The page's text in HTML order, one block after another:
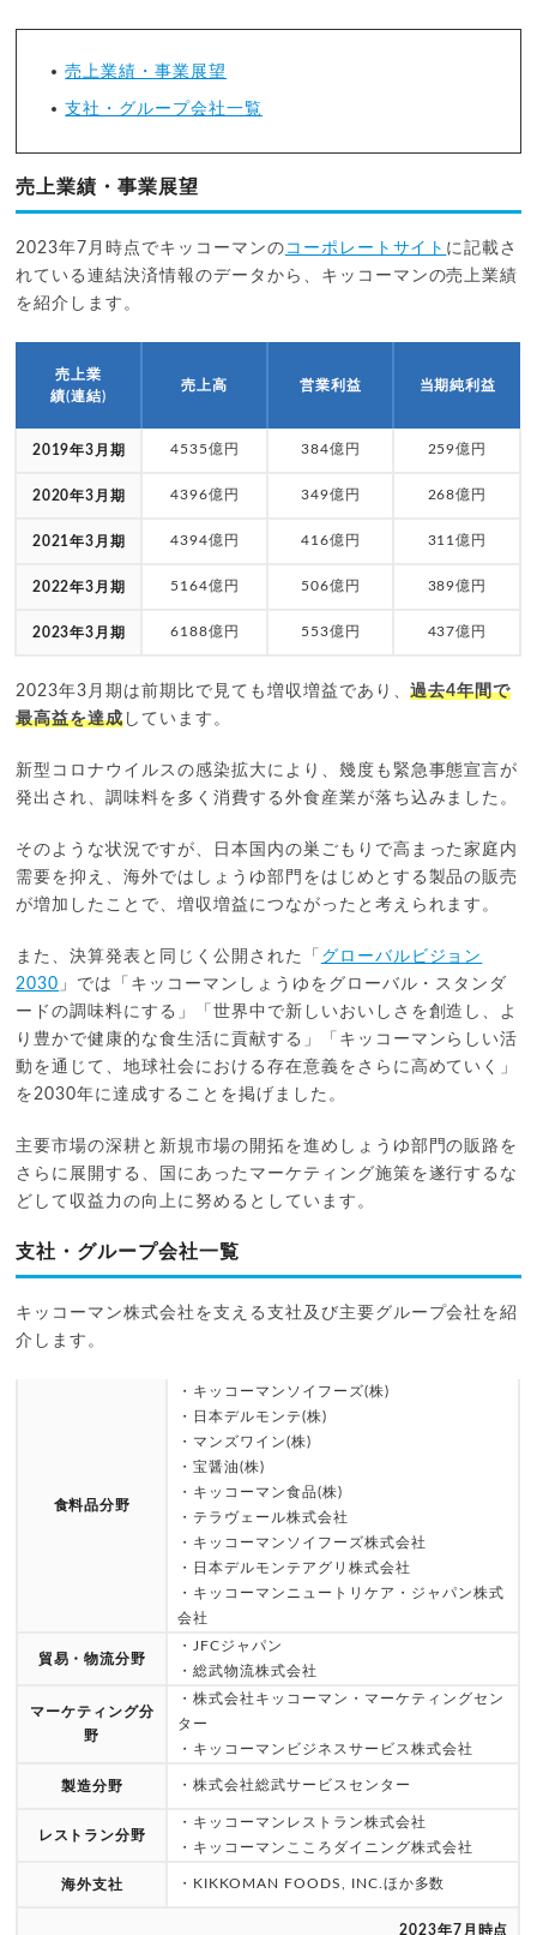
売上業績・事業展望
支社・グループ会社一覧
売上業績・事業展望
2023年7月時点でキッコーマンの コーポレートサイト に記載さ
れている連結決済情報のデータから、キッコーマンの売上業績
を紹介します。
売上業
績(連結)
売上高 営業利益 当期純利益
2019年3月期 4535億円 384億円 259億円
2020年3月期 4396億円 349億円 268億円
2021年3月期 4394億円 416億円 311億円
2022年3月期 5164億円 506億円 389億円
2023年3月期 6188億円 553億円 437億円
2023年3月期は前期比で見ても増収増益であり、過去4年間で
最高益を達成 しています。
新型コロナウイルスの感染拡大により、幾度も緊急事態宣言が
発出され、調味料を多く消費する外食産業が落ち込みました。
そのような状況ですが、日本国内の巣ごもりで高まった家庭内
需要を抑え、海外ではしょうゆ部門をはじめとする製品の販売
が増加したことで、増収増益につながったと考えられます。
また、決算発表と同じく公開された「 グローバルビジョン
2030 」では「キッコーマンしょうゆをグローバル・スタンダ
ードの調味料にする」「世界中で新しいおいしさを創造し、よ
り豊かで健康的な食生活に貢献する」「キッコーマンらしい活
動を通じて、地球社会における存在意義をさらに高めていく」
を2030年に達成することを掲げました。
主要市場の深耕と新規市場の開拓を進めしょうゆ部門の販路を
さらに展開する、国にあったマーケティング施策を遂行するな
どして収益力の向上に努めるとしています。
支社・グループ会社一覧
キッコーマン株式会社を支える支社及び主要グループ会社を紹
介します。
食料品分野
・キッコーマンソイフーズ(株)
・日本デルモンテ(株)
・マンズワイン(株)
・宝醤油(株)
・キッコーマン食品(株)
・テラヴェール株式会社
・キッコーマンソイフーズ株式会社
・日本デルモンテアグリ株式会社
・キッコーマンニュートリケア・ジャパン株式
会社
貿易・物流分野
・JFCジャパン
・総武物流株式会社
マーケティング分
野
・株式会社キッコーマン・マーケティングセン
ター
・キッコーマンビジネスサービス株式会社
製造分野 ・株式会社総武サービスセンター
レストラン分野
・キッコーマンレストラン株式会社
・キッコーマンこころダイニング株式会社
海外支社 ・KIKKOMAN FOODS, INC.ほか多数
2023年7月時点